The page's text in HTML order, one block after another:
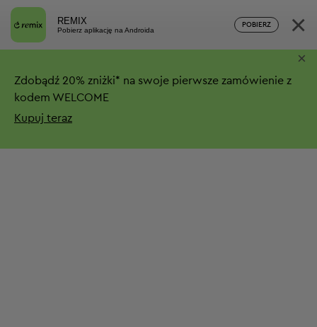
REMIX
Pobierz aplikację na Androida
POBIERZ ×
Zdobądź 20% zniżki* na swoje pierwsze zamówienie z
kodem WELCOME
Kupuj teraz
×